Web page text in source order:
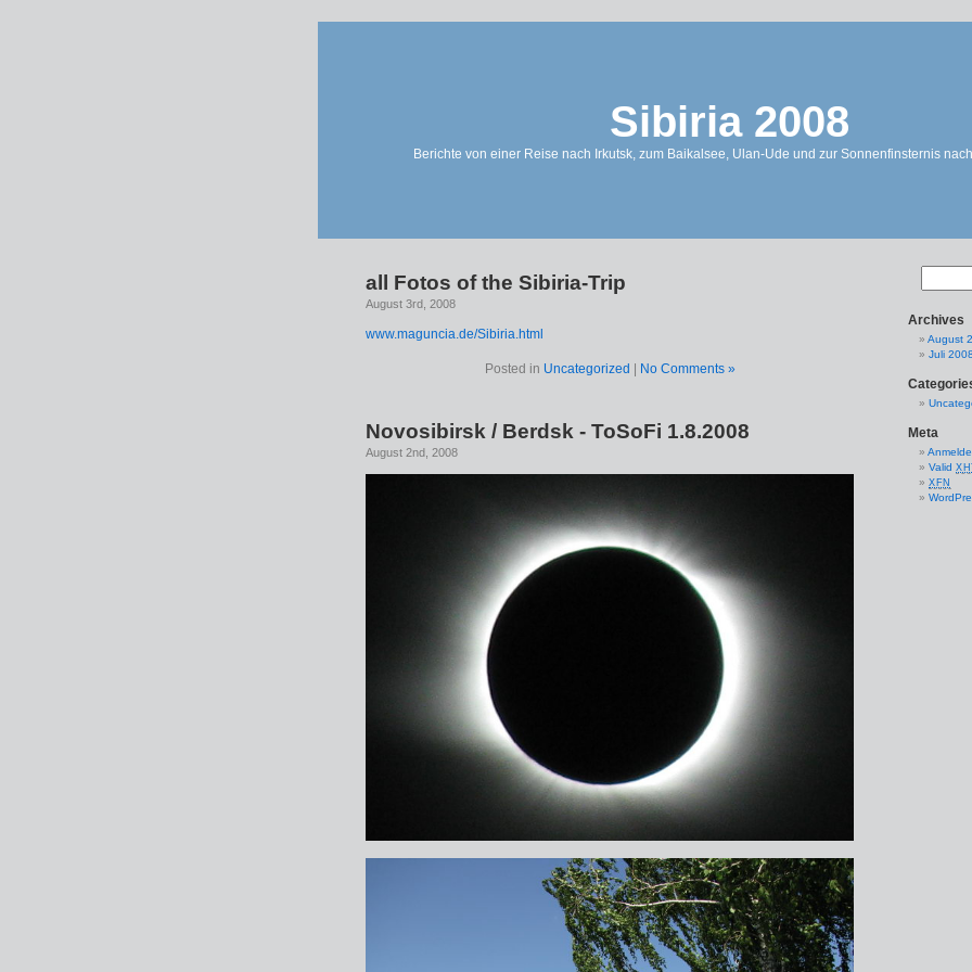
Sibiria 2008
Berichte von einer Reise nach Irkutsk, zum Baikalsee, Ulan-Ude und zur Sonnenfinsternis
all Fotos of the Sibiria-Trip
August 3rd, 2008
www.maguncia.de/Sibiria.html
Posted in Uncategorized No Comments »
Novosibirsk / Berdsk - ToSoFi 1.8.2008
August 2nd, 2008
Archives
August
Juli
Meta
Valid
XFN